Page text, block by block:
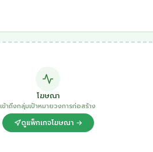
โฆษณา
เข้าถึงกลุ่มเป้าหมายวงการก่อสร้าง
ดูแพ็กเกจโฆษณา →